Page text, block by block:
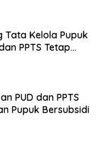
Kelola Pupuk
PPTS Tetap
PUD dan PPTS
Pupuk Bersubsidi